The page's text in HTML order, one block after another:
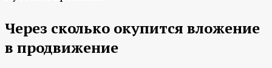
Через сколько окупится вложение
в продвижение